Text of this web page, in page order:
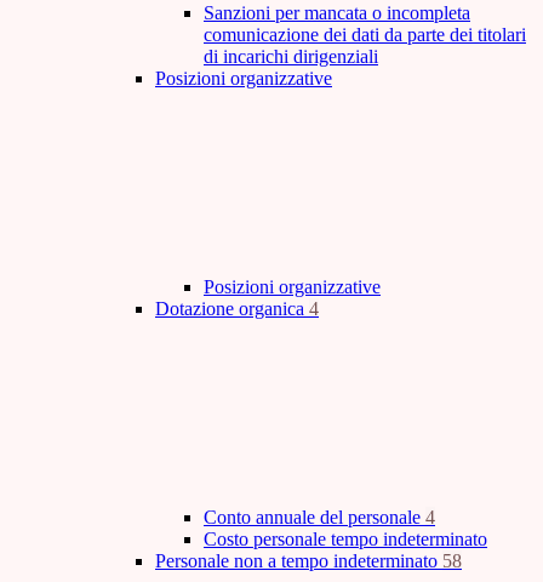
Sanzioni per mancata o incompleta
comunicazione dei dati da parte dei titolari
di incarichi dirigenziali
Posizioni organizzative
Posizioni organizzative
Dotazione organica 4
Conto annuale del personale 4
Costo personale tempo indeterminato
Personale non a tempo indeterminato 58